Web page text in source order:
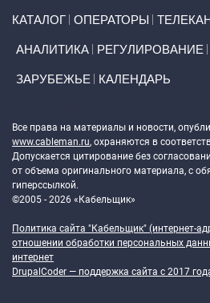
КАТАЛОГ ОПЕРАТОРЫ
АНАЛИТИКА РЕГУЛИРОВАНИЕ
ЗАРУБЕЖЬЕ КАЛЕНДАРЬ
Все права на материалы и новости,
www.cableman.ru, охраняются в
Допускается цитирование без
от объема оригинального материала, с
гиперссылкой.
©2005 - 2026 «Кабельщик»
Политика сайта "Кабельщик" (интернет-
отношении обработки персональных
интернет
DrupalCoder — поддержка сайта c 2017